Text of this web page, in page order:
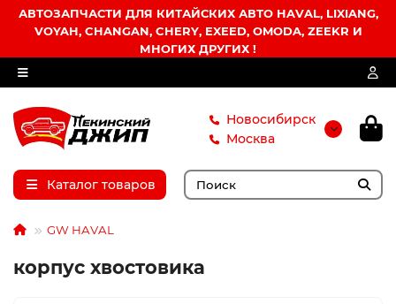
АВТОЗАПЧАСТИ ДЛЯ КИТАЙСКИХ АВТО HAVAL, LIXIANG,
VOYAH, CHANGAN, CHERY, EXEED, OMODA, ZEEKR И
МНОГИХ ДРУГИХ !
Новосибирск
Москва
Каталог товаров
GW HAVAL
корпус хвостовика